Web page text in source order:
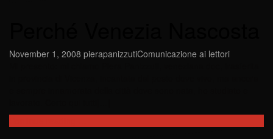
November 1, 2008 pierapanizzutiComunicazione ai lettori